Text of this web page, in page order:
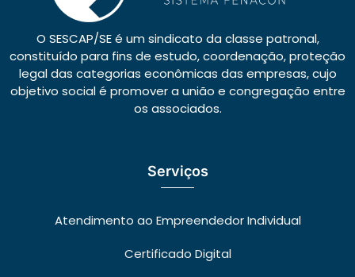
O SESCAP/SE é um sindicato da classe patronal,
constituído para fins de estudo, coordenação, proteção
legal das categorias econômicas das empresas, cujo
objetivo social é promover a união e congregação entre
os associados.
Serviços
Atendimento ao Empreendedor Individual
Certificado Digital